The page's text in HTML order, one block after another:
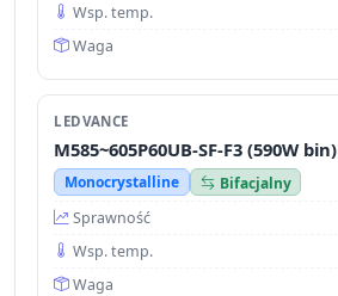
Wsp. temp.
Waga
LEDVANCE
M585~605P60UB-SF-F3 (590W bin)
Monocrystalline
Bifacjalny
Sprawność
Wsp. temp.
Waga